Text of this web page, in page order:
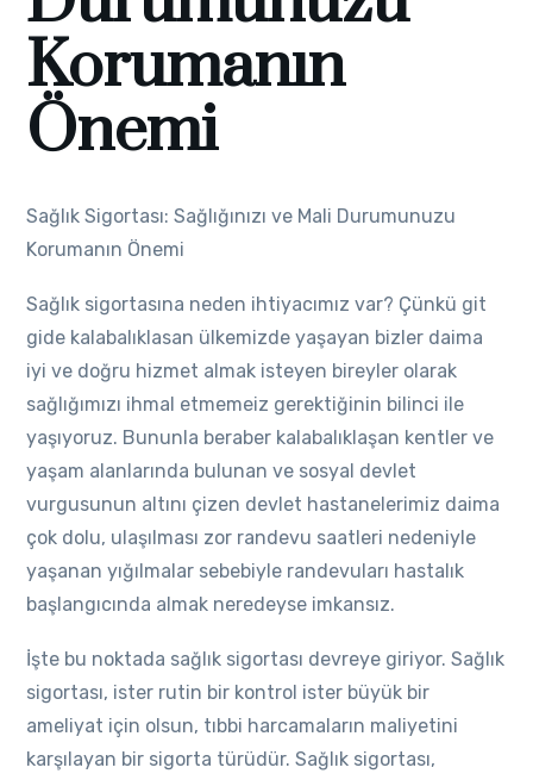
Korumanın
Önemi
Sağlık Sigortası: Sağlığınızı ve Mali Durumunuzu
Korumanın Önemi
Sağlık sigortasına neden ihtiyacımız var? Çünkü git
gide kalabalıklasan ülkemizde yaşayan bizler daima
iyi ve doğru hizmet almak isteyen bireyler olarak
sağlığımızı ihmal etmemeiz gerektiğinin bilinci ile
yaşıyoruz. Bununla beraber kalabalıklaşan kentler ve
yaşam alanlarında bulunan ve sosyal devlet
vurgusunun altını çizen devlet hastanelerimiz daima
çok dolu, ulaşılması zor randevu saatleri nedeniyle
yaşanan yığılmalar sebebiyle randevuları hastalık
başlangıcında almak neredeyse imkansız.
İşte bu noktada sağlık sigortası devreye giriyor. Sağlık
sigortası, ister rutin bir kontrol ister büyük bir
ameliyat için olsun, tıbbi harcamaların maliyetini
karşılayan bir sigorta türüdür. Sağlık sigortası,